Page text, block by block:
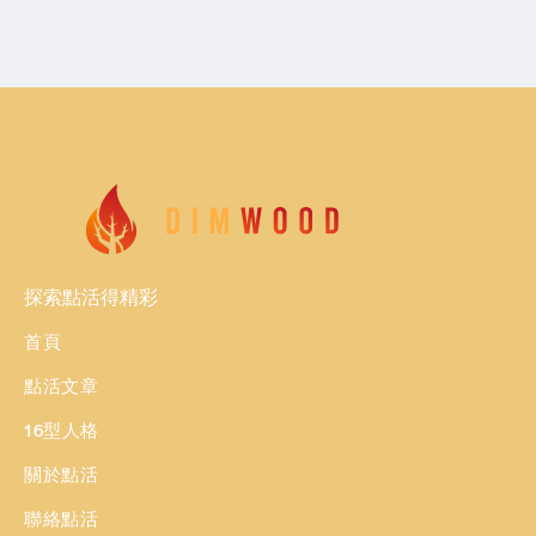
探索點活得精彩
首頁
點活文章
16型人格
關於點活
聯絡點活